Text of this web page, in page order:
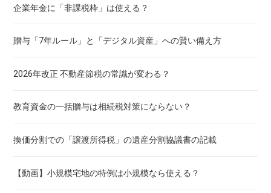
企業年金に「非課税枠」は使える？
贈与「7年ルール」と「デジタル資産」への賢い備え方
2026年改正 不動産節税の常識が変わる？
教育資金の一括贈与は相続税対策にならない？
換価分割での「譲渡所得税」の遺産分割協議書の記載
【動画】小規模宅地の特例は小規模なら使える？